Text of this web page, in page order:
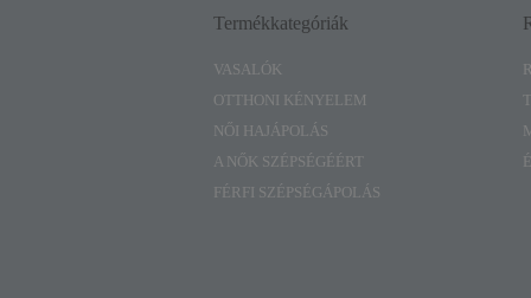
Termékkategóriák
VASALÓK
OTTHONI KÉNYELEM
NŐI HAJÁPOLÁS
A NŐK SZÉPSÉGÉÉRT
FÉRFI SZÉPSÉGÁPOLÁS